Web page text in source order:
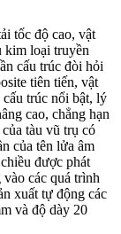
tốc độ cao, vật
kim loại truyền
cấu trúc đòi hỏi
tiên tiến, vật
trúc nổi bật, lý
cao, chẳng hạn
tàu vũ trụ có
của tên lửa âm
được phát
các quá trình
xuất tự động các
và độ dày 20